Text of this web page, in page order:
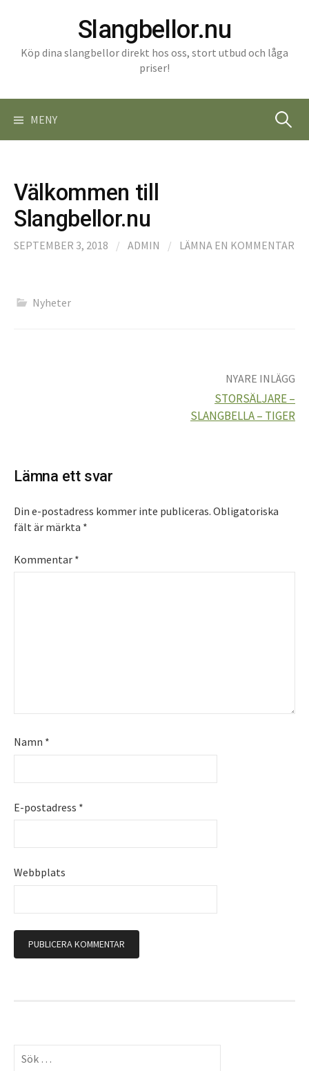
Slangbellor.nu
Köp dina slangbellor direkt hos oss, stort utbud och låga
priser!
MENY Sök
Välkommen till
Slangbellor.nu
SEPTEMBER 3, 2018 / ADMIN / LÄMNA EN KOMMENTAR
Nyheter
NYARE INLÄGG
STORSÄLJARE –
SLANGBELLA – TIGER
Lämna ett svar
Din e-postadress kommer inte publiceras. Obligatoriska
fält är märkta *
Kommentar *
Namn *
E-postadress *
Webbplats
Sök
efter: